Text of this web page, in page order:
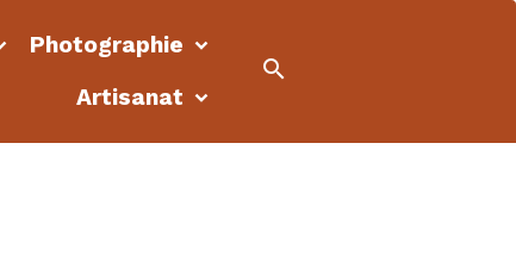
Photographie
Artisanat